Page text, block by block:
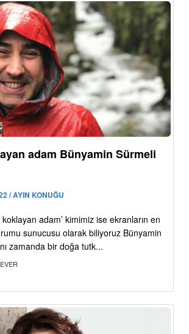
adam Bünyamin Sürmeli
/ AYIN KONUĞU
koklayan adam’ kimimiz ise ekranların en
sunucusu olarak biliyoruz Bünyamin
zamanda bir doğa tutk...